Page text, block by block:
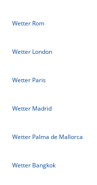
Wetter Rom
Wetter London
Wetter Paris
Wetter Madrid
Wetter Palma de Mallorca
Wetter Bangkok